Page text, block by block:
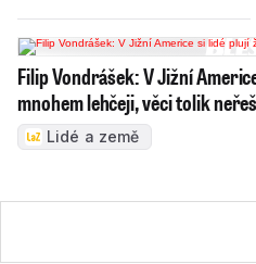
Filip Vondrášek: V Jižní
mnohem lehčeji, věci tolik
Lidé a země